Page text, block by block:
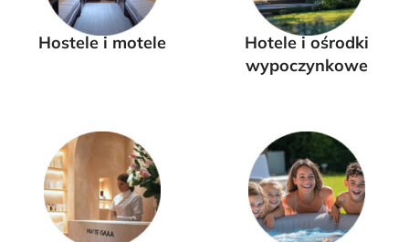
Hostele i motele
Hotele i ośrodki
wypoczynkowe